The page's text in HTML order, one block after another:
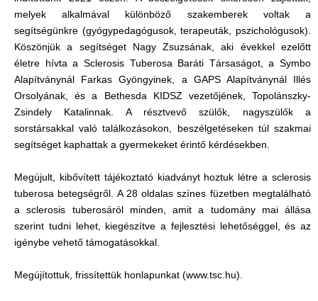
melyek alkalmával különböző szakemberek voltak a
segítségünkre (gyógypedagógusok, terapeuták, pszichológusok).
Köszönjük a segítséget Nagy Zsuzsának, aki évekkel ezelőtt
életre hívta a Sclerosis Tuberosa Baráti Társaságot, a Symbo
Alapítványnál Farkas Gyöngyinek, a GAPS Alapítványnál Illés
Orsolyának, és a Bethesda KIDSZ vezetőjének, Topolánszky-
Zsindely Katalinnak. A résztvevő szülők, nagyszülők a
sorstársakkal való találkozásokon, beszélgetéseken túl szakmai
segítséget kaphattak a gyermekeket érintő kérdésekben.
Megújult, kibővített tájékoztató kiadványt hoztuk létre a sclerosis
tuberosa betegségről. A 28 oldalas színes füzetben megtalálható
a sclerosis tuberosáról minden, amit a tudomány mai állása
szerint tudni lehet, kiegészítve a fejlesztési lehetőséggel, és az
igénybe vehető támogatásokkal.
Megújítottuk, frissítettük honlapunkat (www.tsc.hu).